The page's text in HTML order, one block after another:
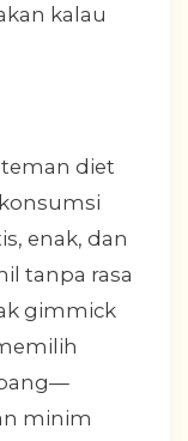
kalau
teman diet
enak, dan
tanpa rasa
gimmick
minim